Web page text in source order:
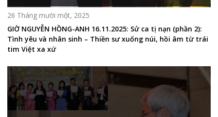
26 Tháng mười một, 2025
GIỜ NGUYỄN HỒNG-ANH 16.11.2025: Sử ca tị nạn (phần 2):
Tình yêu và nhân sinh – Thiền sư xuống núi, hồi âm từ trái
tim Việt xa xứ